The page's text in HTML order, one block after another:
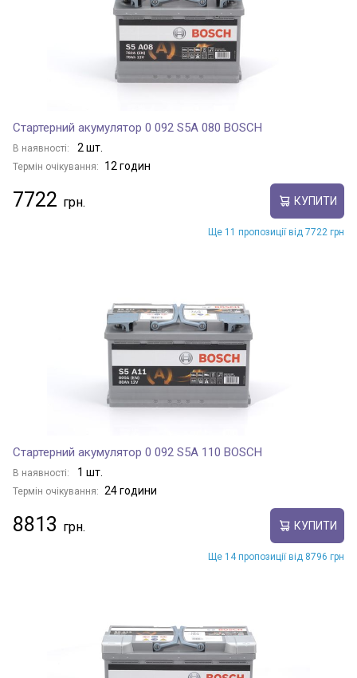
Стартерний акумулятор 0 092 S5A 080 BOSCH
В наявності: 2 шт.
Термін очікування: 12 годин
7722 КУПИТИ
Ще 11 пропозиції від 7722 грн
Стартерний акумулятор 0 092 S5A 110 BOSCH
В наявності: 1 шт.
Термін очікування: 24 години
8813 КУПИТИ
Ще 14 пропозиції від 8796 грн